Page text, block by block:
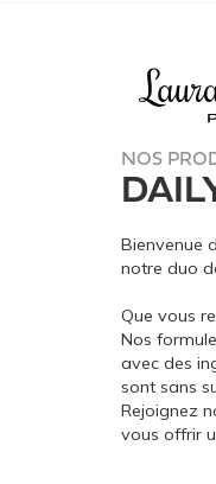
NOS
Bienvenue
notre duo
Que vous
Nos
avec des
sont sans
Rejoignez
vous offrir